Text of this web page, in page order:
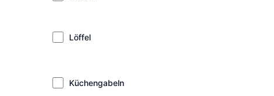
Löffel
Küchengabeln